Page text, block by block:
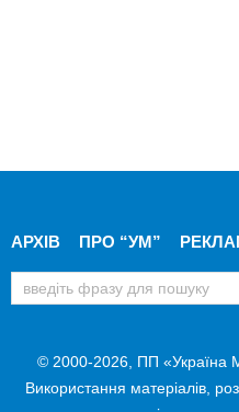
АРХІВ ПРО “УМ”
© 2000-2026, ПП «Україна
Використання матеріалів,